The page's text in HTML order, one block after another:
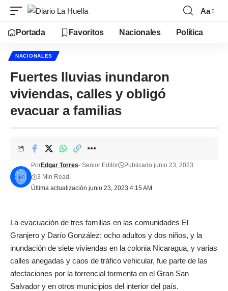
Aa
Portada Favoritos Nacionales Política
NACIONALES
Fuertes lluvias inundaron
viviendas, calles y obligó
evacuar a familias
Última actualización junio 23, 2023 4:15 AM
PorEdgar Torres- Senior Editor
Publicado junio 23, 2023
3 Min Read
La evacuación de tres familias en las comunidades El
Granjero y Darío González: ocho adultos y dos niños, y la
inundación de siete viviendas en la colonia Nicaragua, y varias
calles anegadas y caos de tráfico vehicular, fue parte de las
afectaciones por la torrencial tormenta en el Gran San
Salvador y en otros municipios del interior del país.